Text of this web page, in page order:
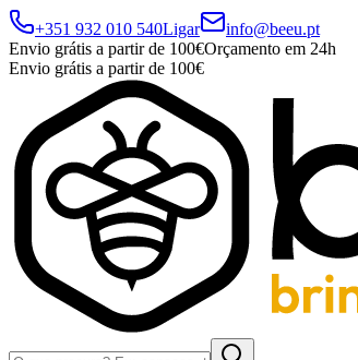
+351 932 010 540Ligar
info@beeu.pt
Envio grátis a partir de 100€Orçamento em 24h
Envio grátis a partir de 100€